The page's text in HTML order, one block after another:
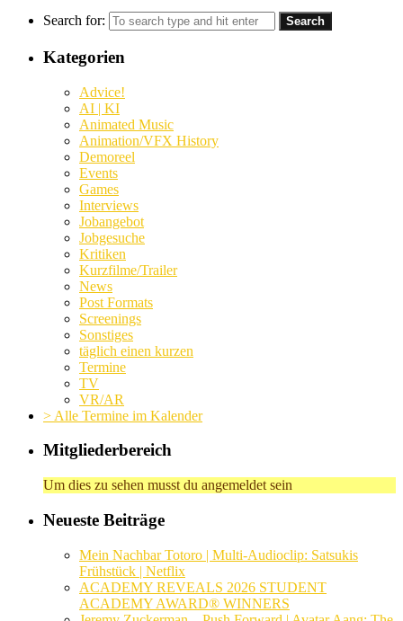
Search for:
Kategorien
Advice!
AI | KI
Animated Music
Animation/VFX History
Demoreel
Events
Games
Interviews
Jobangebot
Jobgesuche
Kritiken
Kurzfilme/Trailer
News
Post Formats
Screenings
Sonstiges
täglich einen kurzen
Termine
TV
VR/AR
> Alle Termine im Kalender
Mitgliederbereich
Um dies zu sehen musst du angemeldet sein
Neueste Beiträge
Mein Nachbar Totoro | Multi-Audioclip: Satsukis
Frühstück | Netflix
ACADEMY REVEALS 2026 STUDENT
ACADEMY AWARD® WINNERS